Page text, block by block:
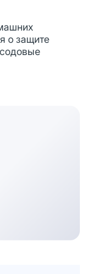
о защите